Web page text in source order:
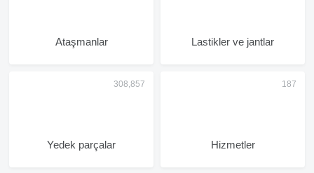
Ataşmanlar Lastikler ve jantlar
Yedek parçalar Hizmetler